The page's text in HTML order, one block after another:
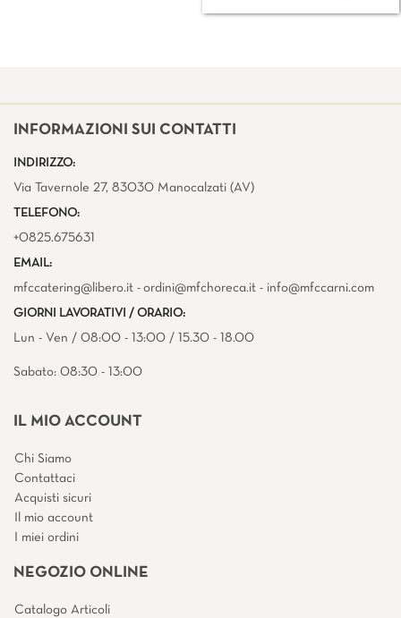
INFORMAZIONI SUI CONTATTI
INDIRIZZO:
Via Tavernole 27, 83030 Manocalzati (AV)
TELEFONO:
+0825.675631
EMAIL:
mfccatering@libero.it - ordini@mfchoreca.it - info@mfccarni.com
GIORNI LAVORATIVI / ORARIO:
Lun - Ven / 08:00 - 13:00 / 15.30 - 18.00
Sabato: 08:30 - 13:00
IL MIO ACCOUNT
Chi Siamo
Contattaci
Acquisti sicuri
Il mio account
I miei ordini
NEGOZIO ONLINE
Catalogo Articoli